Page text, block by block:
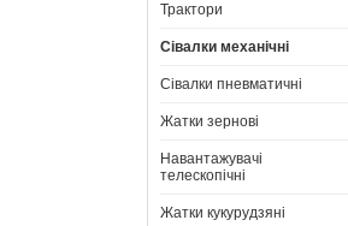
Трактори
Сівалки механічні
Сівалки пневматичні
Жатки зернові
Навантажувачі
телескопічні
Жатки кукурудзяні